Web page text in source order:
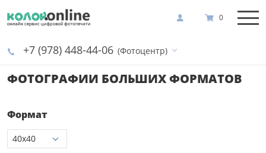
+7 (978) 448-44-06 (Фотоцентр)
0
ФОТОГРАФИИ БОЛЬШИХ ФОРМАТОВ
Формат